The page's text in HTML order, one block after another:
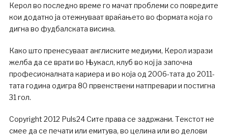
Керол во последно време го мачат проблеми со повредите
кои додатно ја отежнуваат враќањето во формата која го
дигна во фудбалската висина.
Како што пренесуваат англиските медиуми, Керол изрази
желба да се врати во Њукасл, клуб во кој ја започна
професионалната кариера и во која од 2006-тата до 2011-
тата година одигра 80 првенствени натпревари и постигна
31 гол.
Copyright 2012 Puls24 Сите права се задржани. Текстот не
смее да се печати или емитува, во целина или во делови